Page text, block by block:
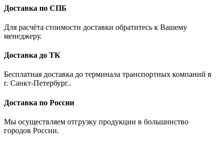
Доставка по СПБ
Для расчёта стоимости доставки обратитесь к Вашему
менеджеру.
Доставка до ТК
Бесплатная доставка до терминала транспортных компаний в
г. Санкт-Петербург..
Доставка по России
Мы осуществляем отгрузку продукции в большинство
городов России.